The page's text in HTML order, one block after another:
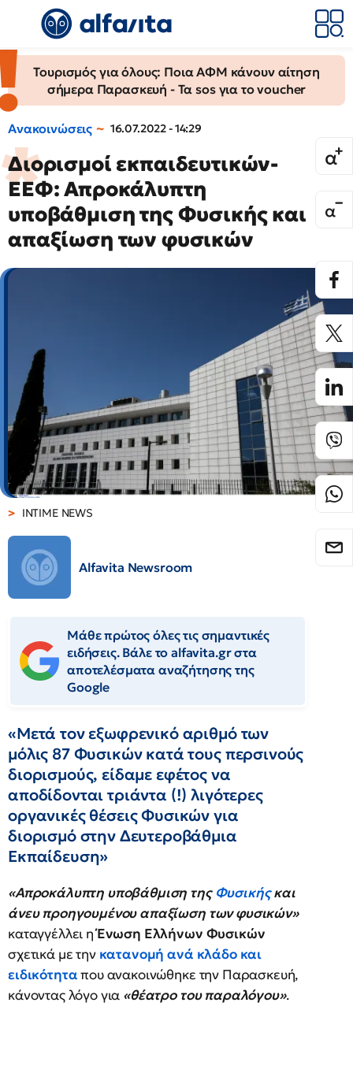
Τουρισμός για όλους: Ποια ΑΦΜ κάνουν αίτηση
σήμερα Παρασκευή - Τα sos για το voucher
Ανακοινώσεις 16.07.2022 - 14:29
Διορισμοί εκπαιδευτικών-
ΕΕΦ: Απροκάλυπτη
υποβάθμιση της Φυσικής και
απαξίωση των φυσικών
INTIME NEWS
Alfavita Newsroom
Μάθε πρώτος όλες τις σημαντικές
ειδήσεις. Βάλε το alfavita.gr στα
αποτελέσματα αναζήτησης της
Google
«Μετά τον εξωφρενικό αριθμό των
μόλις 87 Φυσικών κατά τους περσινούς
διορισμούς, είδαμε εφέτος να
αποδίδονται τριάντα (!) λιγότερες
οργανικές θέσεις Φυσικών για
διορισμό στην Δευτεροβάθμια
Εκπαίδευση»
«Απροκάλυπτη υποβάθμιση της Φυσικήςκαι
άνευ προηγουμένου απαξίωση των φυσικών»
καταγγέλλει ηΈνωση Ελλήνων Φυσικών
σχετικά με την κατανομή ανά κλάδο και
ειδικότηταπου ανακοινώθηκε την Παρασκευή,
κάνοντας λόγο για «θέατρο του παραλόγου».